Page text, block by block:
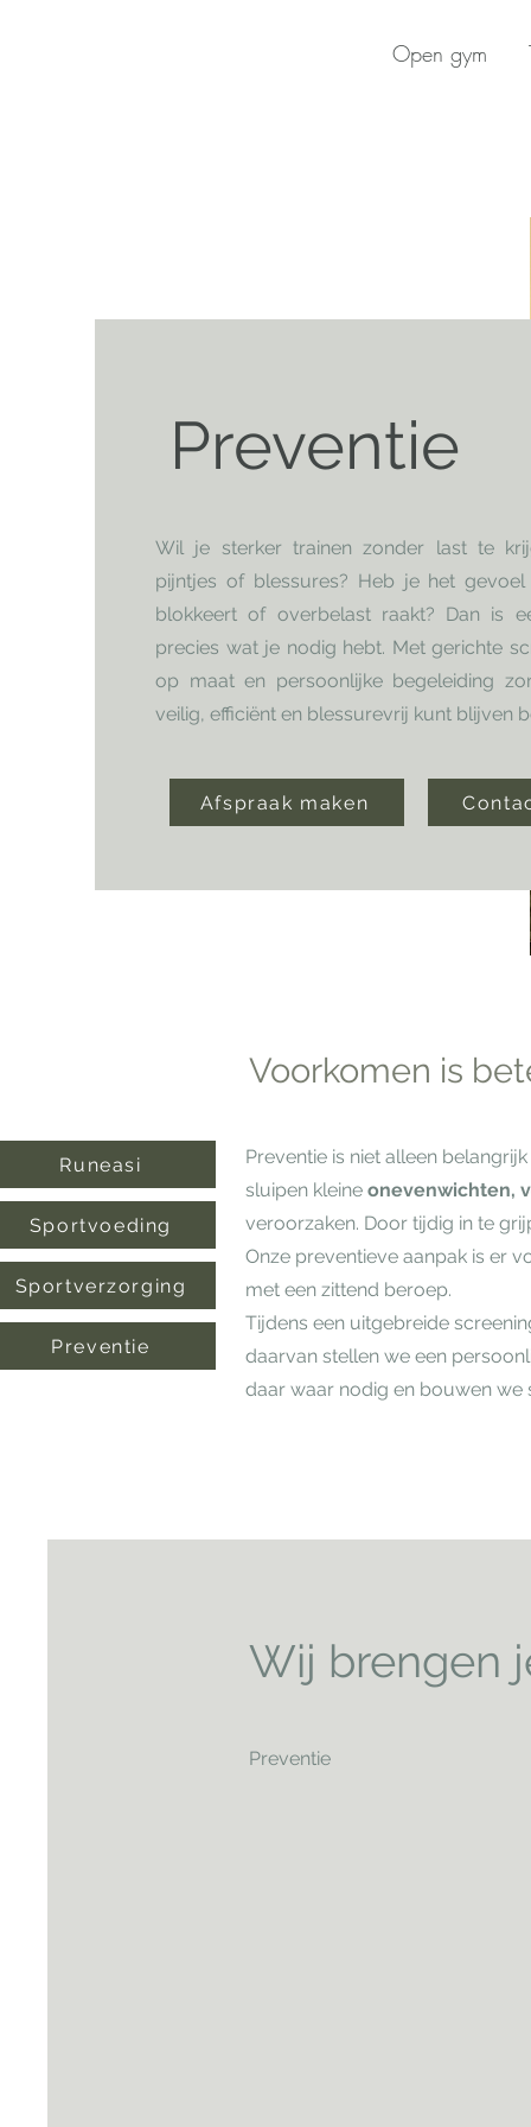
Open gym
Preventie
Wil je sterker trainen zonder last te
pijntjes of blessures? Heb je het
blokkeert of overbelast raakt? Dan is
precies wat je nodig hebt. Met gerichte
op maat en persoonlijke begeleiding
veilig, efficiënt en blessurevrij kunt blijven
Afspraak maken
Voorkomen is
Runeasi
Sportvoeding
Sportverzorging
Preventie
Preventie is niet alleen
sluipen kleine onevenwichten,
veroorzaken. Door tijdig in te
Onze preventieve aanpak is er
met een zittend beroep.
Tijdens een uitgebreide
daarvan stellen we een
daar waar nodig en bouwen we
Wij brengen
Preventie